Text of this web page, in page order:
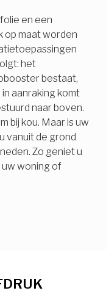
en een
op maat worden
het
bestaat,
aanraking komt
naar boven.
bij kou. Maar is uw
vanuit de grond
Zo geniet u
uw woning of